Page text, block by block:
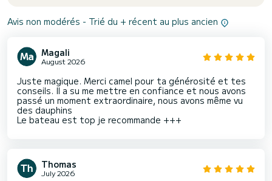
Avis non modérés - Trié du + récent au plus ancien
Magali
August 2026
Juste magique. Merci camel pour ta générosité et tes
conseils. Il a su me mettre en confiance et nous avons
passé un moment extraordinaire, nous avons même vu
des dauphins
Le bateau est top je recommande +++
Thomas
July 2026